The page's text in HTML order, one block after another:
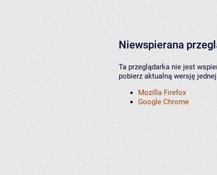
Niewspierana
Ta przeglądarka nie jest
pobierz aktualną wersję
Mozilla Firefox
Google Chrome